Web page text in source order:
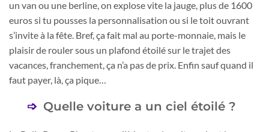
un van ou une berline, on explose vite la jauge, plus de 1600
euros si tu pousses la personnalisation ou si le toit ouvrant
s’invite à la fête. Bref, ça fait mal au porte-monnaie, mais le
plaisir de rouler sous un plafond étoilé sur le trajet des
vacances, franchement, ça n’a pas de prix. Enfin sauf quand il
faut payer, là, ça pique…
Quelle voiture a un ciel étoilé ?